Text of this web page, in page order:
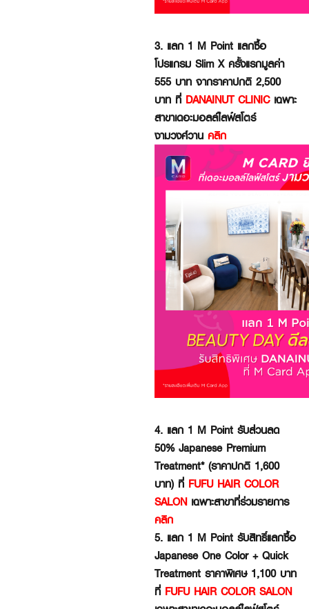
3. แลก 1 M Point แลกซื้อ
โปรแกรม Slim X ครั้งแรกมูลค่า
555 บาท จากราคาปกติ 2,500
บาท ที่ DANAINUT CLINICเฉพาะ
สาขาเดอะมอลล์ไลฟ์สโตร์
งามวงศ์วาน คลิก
4. แลก 1 M Point รับส่วนลด
50% Japanese Premium
Treatment* (ราคาปกติ 1,600
บาท) ที่ FUFU HAIR COLOR
SALONเฉพาะสาขาที่ร่วมรายการ
คลิก
5. แลก 1 M Point รับสิทธิ์แลกซื้อ
Japanese One Color + Quick
Treatment ราคาพิเศษ 1,100 บาท
ที่ FUFU HAIR COLOR SALON